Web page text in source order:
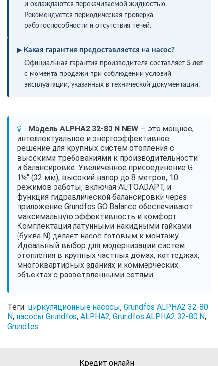
и охлаждаются перекачиваемой жидкостью.
Рекомендуется периодическая проверка
работоспособности и отсутствия течей.
Какая гарантия предоставляется на насос?
Официальная гарантия производителя составляет 5 лет
с момента продажи при соблюдении условий
эксплуатации, указанных в технической документации.
Модель ALPHA2 32-80 N NEW — это мощное,
интеллектуальное и энергоэффективное
решение для крупных систем отопления с
высокими требованиями к производительности
и балансировке. Увеличенное присоединение G
1¼" (32 мм), высокий напор до 8 метров, 10
режимов работы, включая AUTOADAPT, и
функция гидравлической балансировки через
приложение Grundfos GO Balance обеспечивают
максимальную эффективность и комфорт.
Комплектация латунными накидными гайками
(буква N) делает насос готовым к монтажу.
Идеальный выбор для модернизации систем
отопления в крупных частных домах, коттеджах,
многоквартирных зданиях и коммерческих
объектах с разветвленными сетями.
Теги: циркуляционные насосы, Grundfos ALPHA2 32-80
N, насосы Grundfos, ALPHA2, Grundfos ALPHA2 32-80 N,
Grundfos
Кредит онлайн